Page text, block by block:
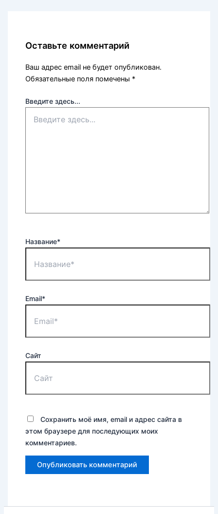
Оставьте комментарий
Ваш адрес email не будет опубликован.
Обязательные поля помечены *
Введите здесь...
Название*
Email*
Сайт
Сохранить моё имя, email и адрес сайта в
этом браузере для последующих моих
комментариев.